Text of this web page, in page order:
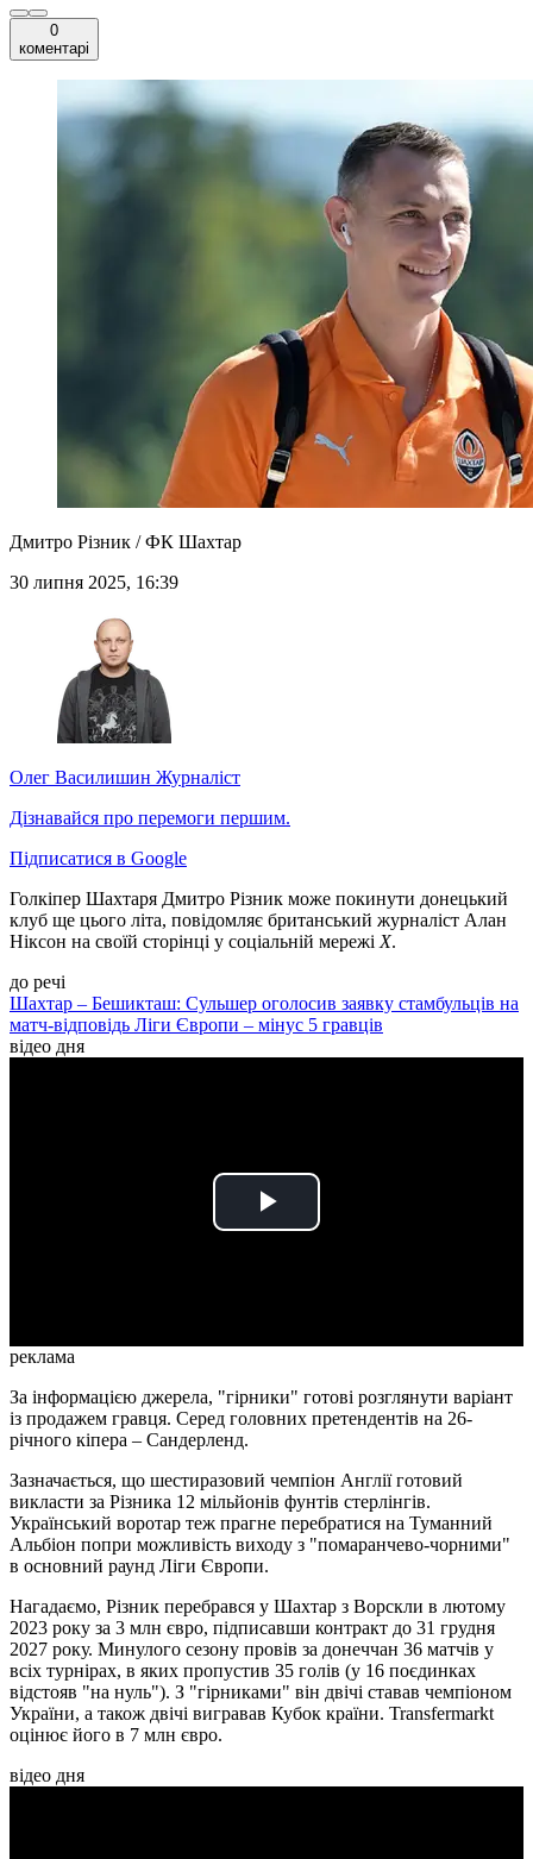
0
коментарі
Дмитро Різник / ФК Шахтар
30 липня 2025, 16:39
Олег Василишин Журналіст
Дізнавайся про перемоги першим.
Підписатися в Google
Голкіпер Шахтаря Дмитро Різник може покинути донецький
клуб ще цього літа, повідомляє британський журналіст Алан
Ніксон на своїй сторінці у соціальній мережіХ.
до речі
Шахтар – Бешикташ: Сульшер оголосив заявку стамбульців на
матч-відповідь Ліги Європи – мінус 5 гравців
відео дня
Play
реклама
За інформацією джерела, "гірники" готові розглянути варіант
із продажем гравця. Серед головних претендентів на 26-
річного кіпера – Сандерленд.
Зазначається, що шестиразовий чемпіон Англії готовий
викласти за Різника 12 мільйонів фунтів стерлінгів.
Український воротар теж прагне перебратися на Туманний
Альбіон попри можливість виходу з "помаранчево-чорними"
в основний раунд Ліги Європи.
Нагадаємо, Різник перебрався у Шахтар з Ворскли в лютому
2023 року за 3 млн євро, підписавши контракт до 31 грудня
2027 року. Минулого сезону провів за донеччан 36 матчів у
всіх турнірах, в яких пропустив 35 голів (у 16 поєдинках
відстояв "на нуль"). З "гірниками" він двічі ставав чемпіоном
України, а також двічі вигравав Кубок країни. Transfermarkt
оцінює його в 7 млн євро.
відео дня